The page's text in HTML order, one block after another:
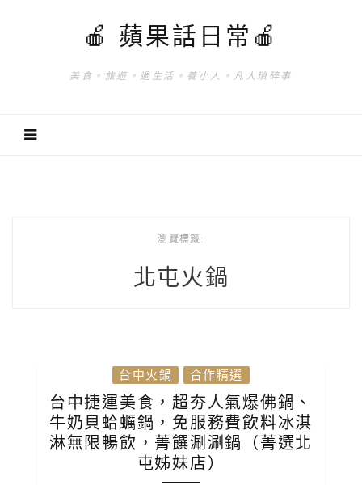
🍎 蘋果話日常🍎
美食。旅遊。過生活。養小人。凡人瑣碎事
瀏覽標籤:
北屯火鍋
台中火鍋 合作精選
台中捷運美食，超夯人氣爆佛鍋、
牛奶貝蛤蠣鍋，免服務費飲料冰淇
淋無限暢飲，菁饌涮涮鍋（菁選北
屯姊妹店）